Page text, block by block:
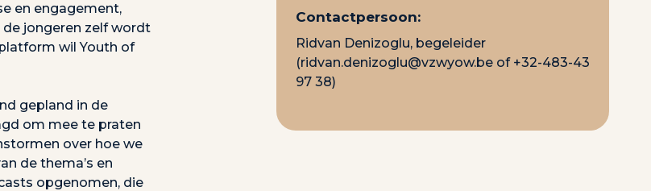
en engagement,
jongeren zelf wordt
wil Youth of
gepland in de
om mee te praten
over hoe we
de thema’s en
opgenomen, die
Contactpersoon:
Ridvan Denizoglu, begeleider
(ridvan.denizoglu@vzwyow.beof +32-483-43
97 38)